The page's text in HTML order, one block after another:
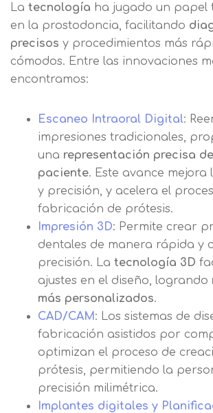
La tecnología ha jugado un papel
en la prostodoncia, facilitando
precisos y procedimientos más
cómodos. Entre las innovaciones
encontramos:
Escaneo Intraoral Digital:
impresiones tradicionales,
una representación precisa
paciente. Este avance mejora
y precisión, y acelera el
fabricación de prótesis.
Impresión 3D: Permite crear
dentales de manera rápida y
precisión. La tecnología 3D
ajustes en el diseño, logrando
más personalizados.
CAD/CAM: Los sistemas de
fabricación asistidos por
optimizan el proceso de
prótesis, permitiendo la
precisión milimétrica.
Implantes digitales y
Teléfono
Mensaje
Información básica sobre
Protección de Datos . Haz
Acepto el tratamiento de mis
finalidad prevista en la
Información básica sobre
de Datos .Haz clic aquí
Responsable EUROINNOVA
BUSINESS SCHOOL, S.L.
Información académica y
Legitimación Consentimiento
interesado Destinatarios
del tratamiento para cumplir
finalidades Derechos Acceder,
rectificar y suprimir los
como otros derechos, como
explica en la información
Información adicionalaquí
Acepto el tratamiento de mis
básica
para mejorar nuestros servicios
relacionados con tus
mediante el análisis de tus
navegación. En caso de que
cookies, no podremos
funcionalidades de nuestra
Puede obtener más
nuestrapolítica de cookies.
Después de aceptar, no
mostrarle este mensaje.
Seguir navegando